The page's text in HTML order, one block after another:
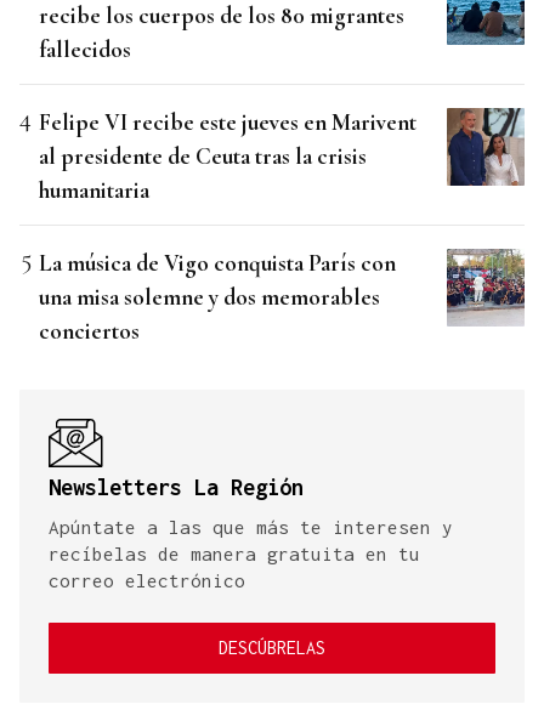
recibe los cuerpos de los 80 migrantes
fallecidos
Felipe VI recibe este jueves en Marivent
al presidente de Ceuta tras la crisis
humanitaria
La música de Vigo conquista París con
una misa solemne y dos memorables
conciertos
Newsletters La Región
Apúntate a las que más te interesen y
recíbelas de manera gratuita en tu
correo electrónico
DESCÚBRELAS